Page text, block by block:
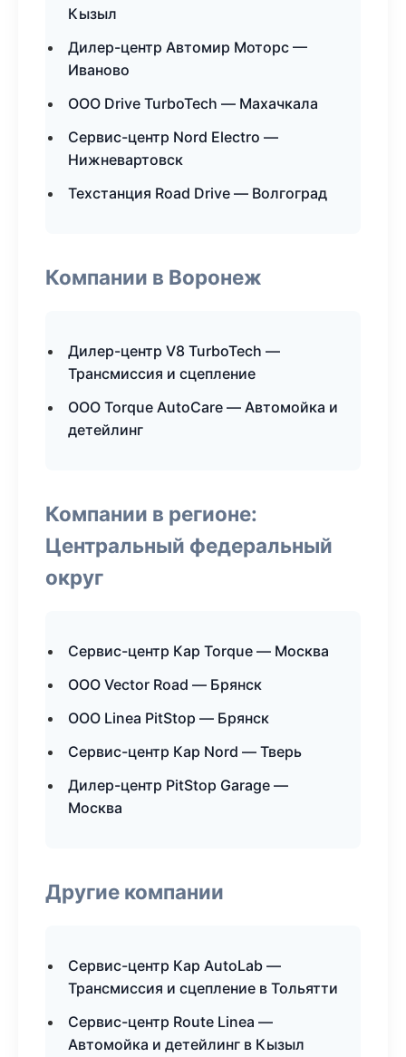
Кызыл
Дилер-центр Автомир Моторс —
Иваново
ООО Drive TurboTech — Махачкала
Сервис-центр Nord Electro —
Нижневартовск
Техстанция Road Drive — Волгоград
Компании в Воронеж
Дилер-центр V8 TurboTech —
Трансмиссия и сцепление
ООО Torque AutoCare — Автомойка и
детейлинг
Компании в регионе:
Центральный федеральный
округ
Сервис-центр Кар Torque — Москва
ООО Vector Road — Брянск
ООО Linea PitStop — Брянск
Сервис-центр Кар Nord — Тверь
Дилер-центр PitStop Garage —
Москва
Другие компании
Сервис-центр Кар AutoLab —
Трансмиссия и сцепление в Тольятти
Сервис-центр Route Linea —
Автомойка и детейлинг в Кызыл